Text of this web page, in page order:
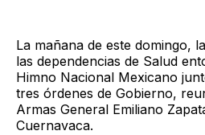
La mañana de este domingo,
las dependencias de Salud
Himno Nacional Mexicano
tres órdenes de Gobierno,
Armas General Emiliano
Cuernavaca.